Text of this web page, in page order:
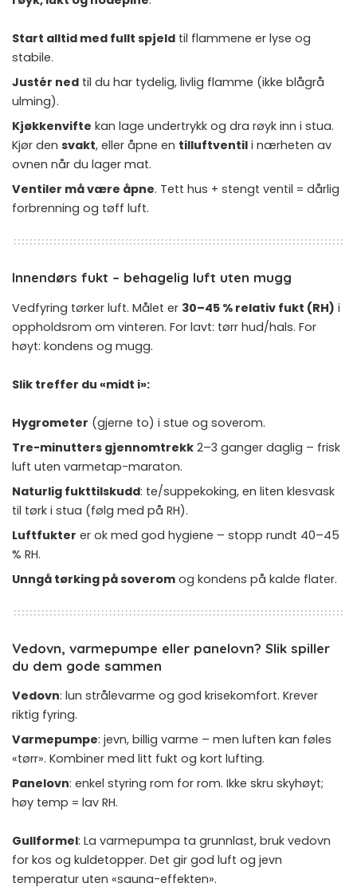
Start alltid med fullt spjeld til flammene er lyse og
stabile.
Justér ned til du har tydelig, livlig flamme (ikke blågrå
ulming).
Kjøkkenvifte kan lage undertrykk og dra røyk inn i stua.
Kjør den svakt, eller åpne en tilluftventil i nærheten av
ovnen når du lager mat.
Ventiler må være åpne. Tett hus + stengt ventil = dårlig
forbrenning og tøff luft.
Innendørs fukt – behagelig luft uten mugg
Vedfyring tørker luft. Målet er 30–45 % relativ fukt (RH) i
oppholdsrom om vinteren. For lavt: tørr hud/hals. For
høyt: kondens og mugg.
Slik treffer du «midt i»:
Hygrometer (gjerne to) i stue og soverom.
Tre-minutters gjennomtrekk 2–3 ganger daglig – frisk
luft uten varmetap-maraton.
Naturlig fukttilskudd: te/suppekoking, en liten klesvask
til tørk i stua (følg med på RH).
Luftfukter er ok med god hygiene – stopp rundt 40–45
% RH.
Unngå tørking på soverom og kondens på kalde flater.
Vedovn, varmepumpe eller panelovn? Slik spiller
du dem gode sammen
Vedovn: lun strålevarme og god krisekomfort. Krever
riktig fyring.
Varmepumpe: jevn, billig varme – men luften kan føles
«tørr». Kombiner med litt fukt og kort lufting.
Panelovn: enkel styring rom for rom. Ikke skru skyhøyt;
høy temp = lav RH.
Gullformel: La varmepumpa ta grunnlast, bruk vedovn
for kos og kuldetopper. Det gir god luft og jevn
temperatur uten «sauna-effekten».